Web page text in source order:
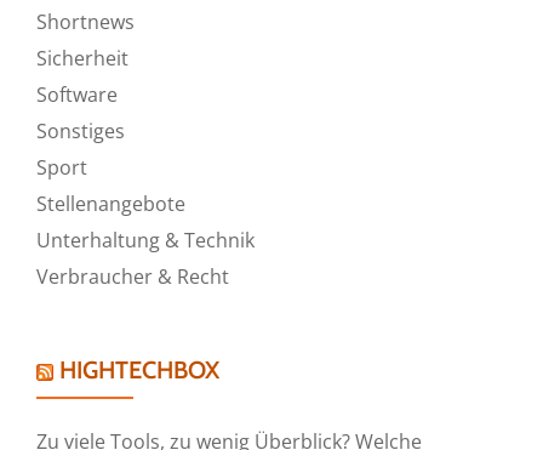
Shortnews
Sicherheit
Software
Sonstiges
Sport
Stellenangebote
Unterhaltung & Technik
Verbraucher & Recht
HIGHTECHBOX
Zu viele Tools, zu wenig Überblick? Welche